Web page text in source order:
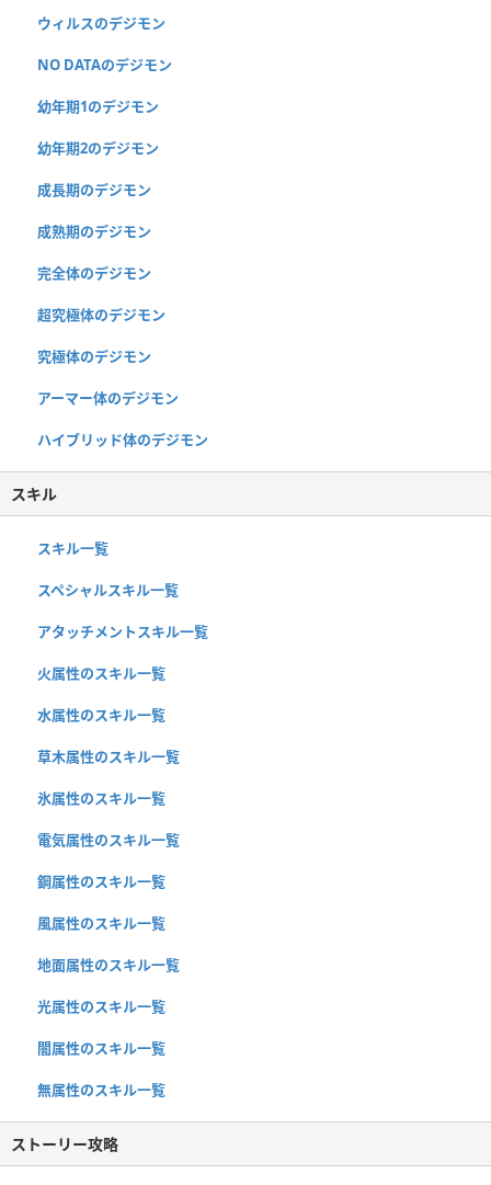
ウィルスのデジモン
NO DATAのデジモン
幼年期1のデジモン
幼年期2のデジモン
成長期のデジモン
成熟期のデジモン
完全体のデジモン
超究極体のデジモン
究極体のデジモン
アーマー体のデジモン
ハイブリッド体のデジモン
スキル
スキル一覧
スペシャルスキル一覧
アタッチメントスキル一覧
火属性のスキル一覧
水属性のスキル一覧
草木属性のスキル一覧
氷属性のスキル一覧
電気属性のスキル一覧
鋼属性のスキル一覧
風属性のスキル一覧
地面属性のスキル一覧
光属性のスキル一覧
闇属性のスキル一覧
無属性のスキル一覧
ストーリー攻略